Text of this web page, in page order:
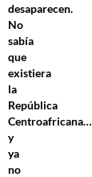
desaparecen.
No
sabía
que
existiera
la
República
Centroafricana…
y
ya
no